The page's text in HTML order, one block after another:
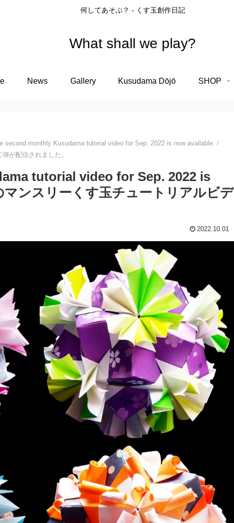
何してあそぶ？ - くす玉創作日記
What shall we play?
News Gallery Kusudama Dōjō SHOP
second monthly Kusudama tutorial video for Sep. 2022 is now available. /
が配信されました。
tutorial video for Sep. 2022 is
ンスリーくす玉チュートリアルビデ
2022.10.01